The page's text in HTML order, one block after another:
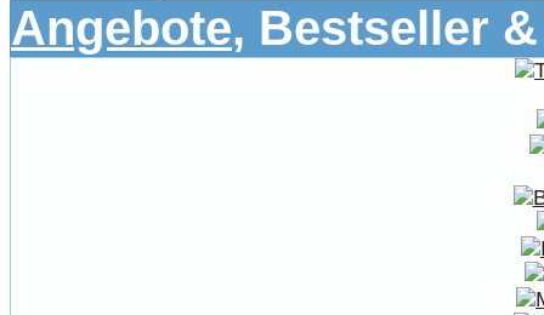
Angebote, Bestseller